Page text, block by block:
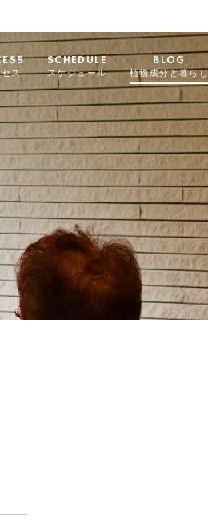
ス
SCHEDULE
スケジュール
BLOG
植物成分と暮らし